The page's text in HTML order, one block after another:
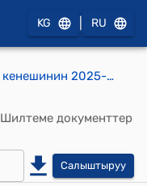
KG RU
Уч-Коргон айылдык кенешинин 2025-жылдын 10-октябрындагы №01-06/12-05 "Үч-Коргон айыл аймагынын Үч-Коргон айылындагы “А.Пушкин” №6 атындагы орто мектептин фасадын темир тосмолорун жана асфальт-бетон төшөөсүн оңдоого Кыргыз Республикасынын Үлүштүк дем берүүчү грантына даярдалган долбоорду колдоо жөнүндө" токтому
Шилтеме документтер
Салыштыруу